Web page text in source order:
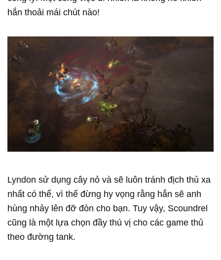
hắn thoải mái chút nào!
Lyndon sử dụng cây nỏ và sẽ luôn tránh địch thủ xa
nhất có thể, vì thế đừng hy vọng rằng hắn sẽ anh
hùng nhảy lên đỡ đòn cho bạn. Tuy vậy, Scoundrel
cũng là một lựa chọn đầy thú vị cho các game thủ
theo đường tank.